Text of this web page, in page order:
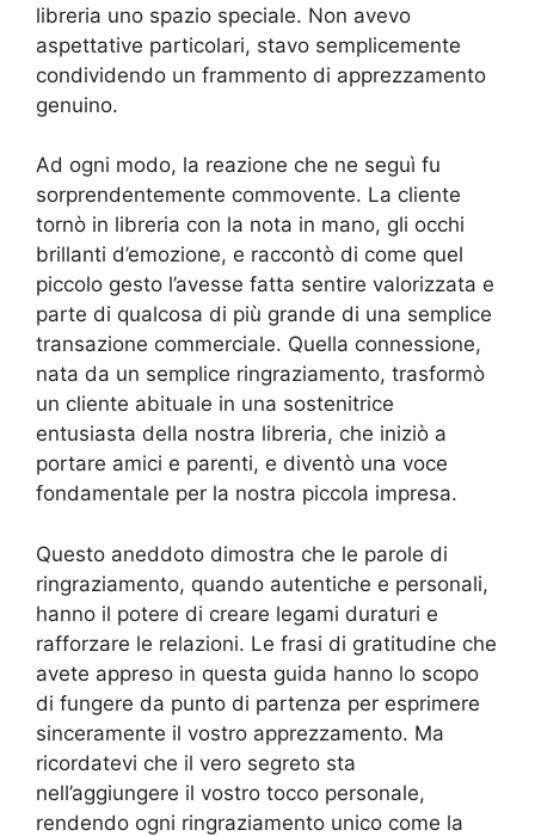
libreria uno spazio speciale. Non avevo
aspettative particolari, stavo semplicemente
condividendo un frammento di apprezzamento
genuino.
Ad ogni modo, la reazione che ne seguì fu
sorprendentemente commovente. La cliente
tornò in libreria con la nota in mano, gli occhi
brillanti d’emozione, e raccontò di come quel
piccolo gesto l’avesse fatta sentire valorizzata e
parte di qualcosa di più grande di una semplice
transazione commerciale. Quella connessione,
nata da un semplice ringraziamento, trasformò
un cliente abituale in una sostenitrice
entusiasta della nostra libreria, che iniziò a
portare amici e parenti, e diventò una voce
fondamentale per la nostra piccola impresa.
Questo aneddoto dimostra che le parole di
ringraziamento, quando autentiche e personali,
hanno il potere di creare legami duraturi e
rafforzare le relazioni. Le frasi di gratitudine che
avete appreso in questa guida hanno lo scopo
di fungere da punto di partenza per esprimere
sinceramente il vostro apprezzamento. Ma
ricordatevi che il vero segreto sta
nell’aggiungere il vostro tocco personale,
rendendo ogni ringraziamento unico come la